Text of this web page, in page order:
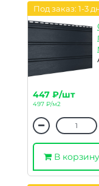
Под заказ: 1-3
447 ₽/шт
497 ₽/м2
В корзину